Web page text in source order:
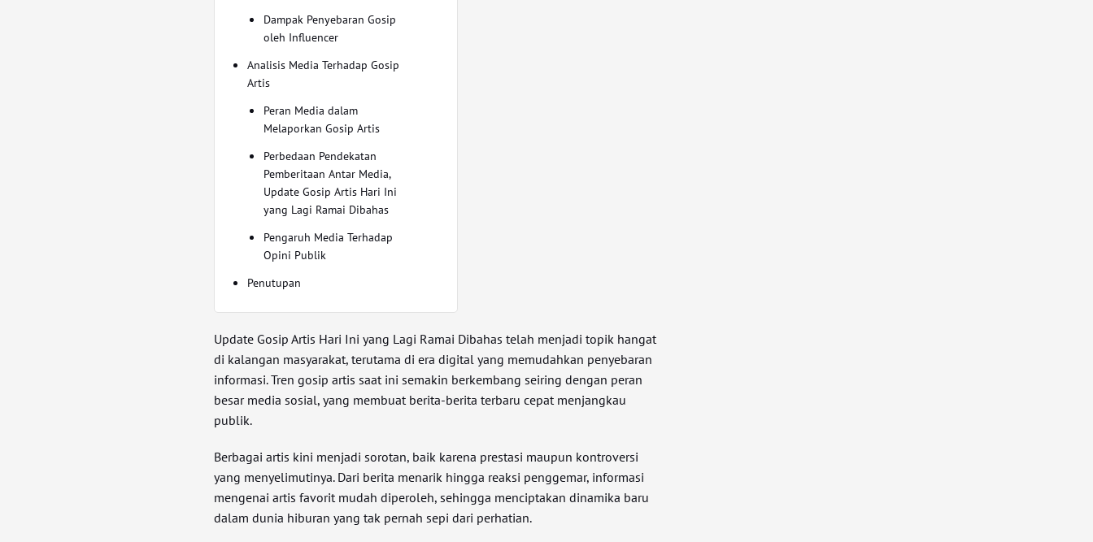
Dampak Penyebaran Gosip
oleh Influencer
Analisis Media Terhadap Gosip
Artis
Peran Media dalam
Melaporkan Gosip Artis
Perbedaan Pendekatan
Pemberitaan Antar Media,
Update Gosip Artis Hari Ini
yang Lagi Ramai Dibahas
Pengaruh Media Terhadap
Opini Publik
Penutupan
Update Gosip Artis Hari Ini yang Lagi Ramai Dibahas telah menjadi topik hangat
di kalangan masyarakat, terutama di era digital yang memudahkan penyebaran
informasi. Tren gosip artis saat ini semakin berkembang seiring dengan peran
besar media sosial, yang membuat berita-berita terbaru cepat menjangkau
publik.
Berbagai artis kini menjadi sorotan, baik karena prestasi maupun kontroversi
yang menyelimutinya. Dari berita menarik hingga reaksi penggemar, informasi
mengenai artis favorit mudah diperoleh, sehingga menciptakan dinamika baru
dalam dunia hiburan yang tak pernah sepi dari perhatian.